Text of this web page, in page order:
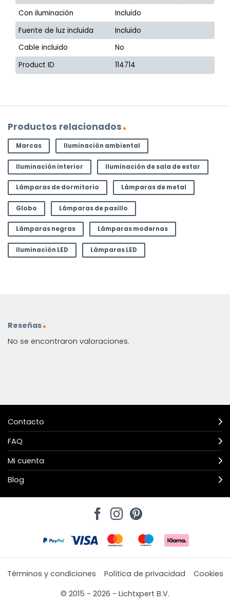
Con iluminación
Incluido
Fuente de luz incluida
Incluido
Cable incluido
No
Product ID
114714
Productos relacionados
Marcas Iluminación ambiental
Iluminación interior Iluminación de sala de estar
Lámparas de dormitorio Lámparas de metal
Globo Lámparas de pasillo
Lámparas negras Lámparas modernas
Iluminación LED Lámparas LED
Reseñas
No se encontraron valoraciones.
Contacto
FAQ
Mi cuenta
Blog
Términos y condiciones Política de privacidad
Cookies
© 2015 - 2026 - Lichtxpert B.V.